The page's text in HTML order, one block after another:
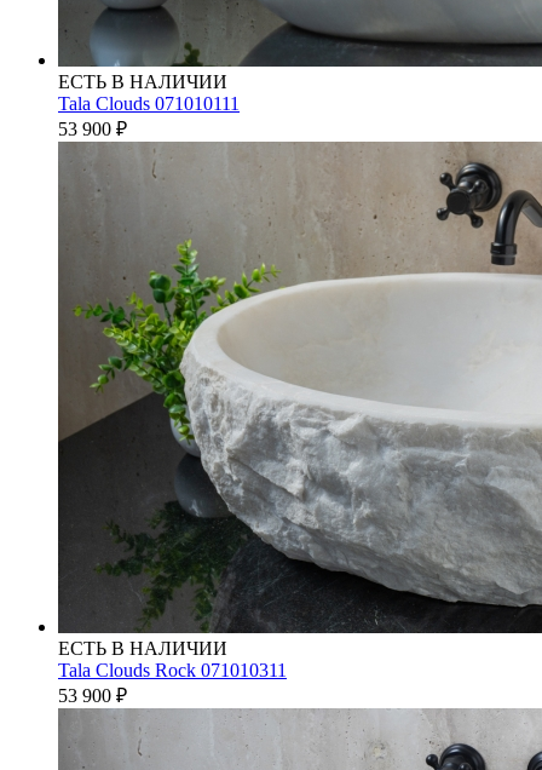
ЕСТЬ В НАЛИЧИИ
Tala Clouds 071010111
53 900 ₽
ЕСТЬ В НАЛИЧИИ
Tala Clouds Rock 071010311
53 900 ₽